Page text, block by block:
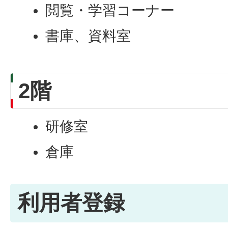
閲覧・学習コーナー
書庫、資料室
2階
研修室
倉庫
利用者登録